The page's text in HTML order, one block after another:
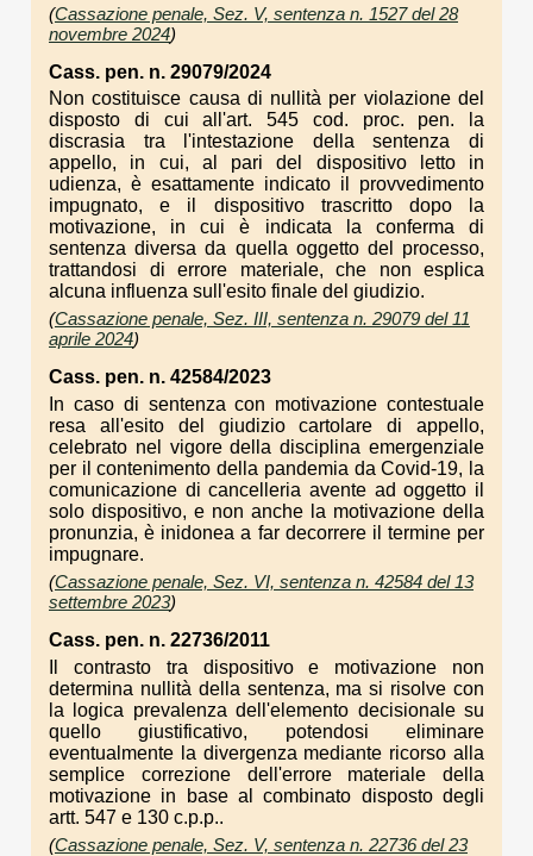
(Cassazione penale, Sez. V, sentenza n. 1527 del 28
novembre 2024)
Cass. pen. n. 29079/2024
Non costituisce causa di nullità per violazione del
disposto di cui all'art. 545 cod. proc. pen. la
discrasia tra l'intestazione della sentenza di
appello, in cui, al pari del dispositivo letto in
udienza, è esattamente indicato il provvedimento
impugnato, e il dispositivo trascritto dopo la
motivazione, in cui è indicata la conferma di
sentenza diversa da quella oggetto del processo,
trattandosi di errore materiale, che non esplica
alcuna influenza sull'esito finale del giudizio.
(Cassazione penale, Sez. III, sentenza n. 29079 del 11
aprile 2024)
Cass. pen. n. 42584/2023
In caso di sentenza con motivazione contestuale
resa all'esito del giudizio cartolare di appello,
celebrato nel vigore della disciplina emergenziale
per il contenimento della pandemia da Covid-19, la
comunicazione di cancelleria avente ad oggetto il
solo dispositivo, e non anche la motivazione della
pronunzia, è inidonea a far decorrere il termine per
impugnare.
(Cassazione penale, Sez. VI, sentenza n. 42584 del 13
settembre 2023)
Cass. pen. n. 22736/2011
Il contrasto tra dispositivo e motivazione non
determina nullità della sentenza, ma si risolve con
la logica prevalenza dell'elemento decisionale su
quello giustificativo, potendosi eliminare
eventualmente la divergenza mediante ricorso alla
semplice correzione dell'errore materiale della
motivazione in base al combinato disposto degli
artt. 547 e 130 c.p.p..
(Cassazione penale, Sez. V, sentenza n. 22736 del 23